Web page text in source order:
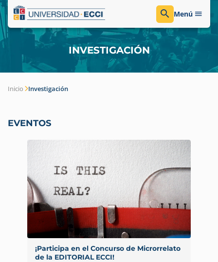
Menú
INVESTIGACIÓN
Inicio Investigación
EVENTOS
¡Participa en el Concurso de Microrrelato
de la EDITORIAL ECCI!